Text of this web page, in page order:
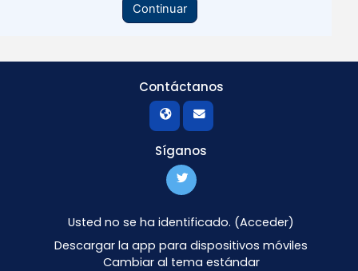
Continuar
Contáctanos
Síganos
Usted no se ha identificado. (Acceder)
Descargar la app para dispositivos móviles
Cambiar al tema estándar